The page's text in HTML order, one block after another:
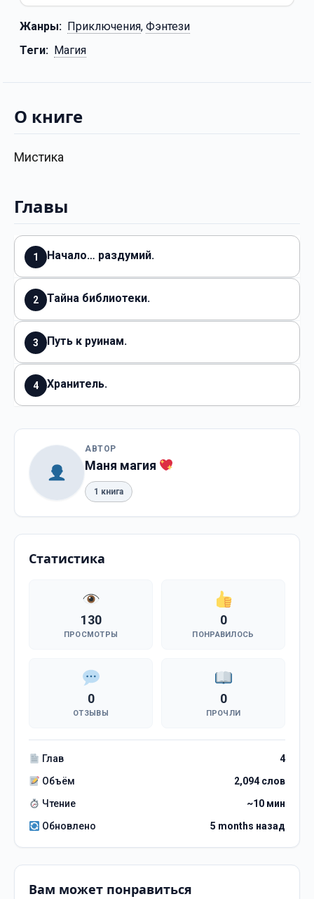
Жанры: Приключения, Фэнтези
Теги: Магия
О книге
Мистика
Главы
1 Начало… раздумий.
2 Тайна библиотеки.
3 Путь к руинам.
4 Хранитель.
АВТОР
Маня магия
1 книга
Статистика
130
ПРОСМОТРЫ
0
ПОНРАВИЛОСЬ
0
ОТЗЫВЫ
0
ПРОЧЛИ
Глав
4
Объём
2,094 слов
Чтение
~10 мин
Обновлено
5 months назад
Вам может понравиться